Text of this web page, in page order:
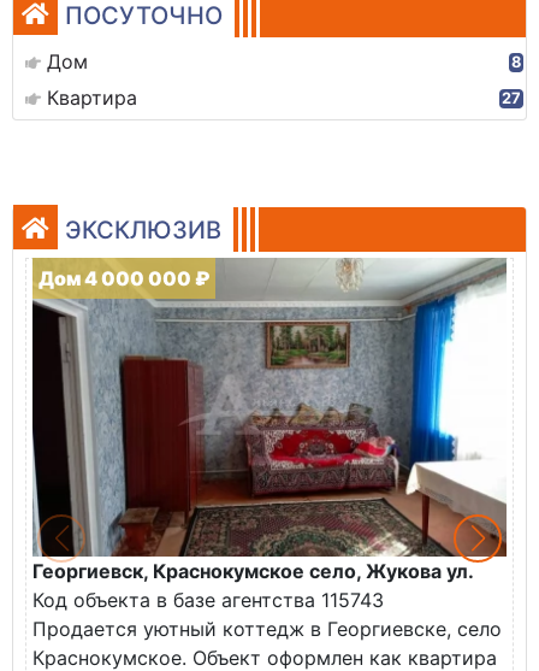
ПОСУТОЧНО
Дом 8
Квартира 27
ЭКСКЛЮЗИВ
Дом 4 000 000 ₽
Георгиевск, Краснокумское село, Жукова ул.
Код объекта в базе агентства 115743
Продается уютный коттедж в Георгиевске, село
Краснокумское. Объект оформлен как квартира